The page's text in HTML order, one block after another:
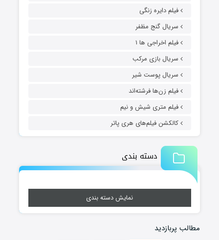
فیلم دایره زنگی
سریال گنج مظفر
فیلم اخراجی ها ۱
سریال بازی مرکب
سریال پوست شیر
فیلم زن‌ها فرشته‌اند
فیلم متری شیش و نیم
کالکشن فیلم‌های هری پاتر
دسته بندی
نمایش دسته بندی
مطالب پربازدید